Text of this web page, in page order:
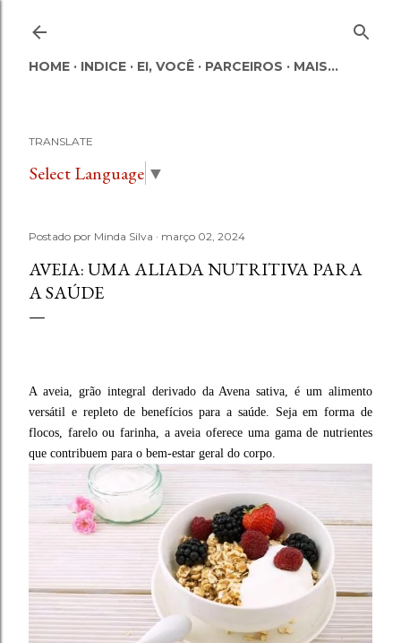
HOME INDICE EI, VOCÊ PARCEIROS MAIS…
TRANSLATE
Select Language ▼
Postado por Minda Silva março 02, 2024
AVEIA: UMA ALIADA NUTRITIVA PARA
A SAÚDE
A aveia, grão integral derivado da Avena sativa, é um alimento
versátil e repleto de benefícios para a saúde. Seja em forma de
flocos, farelo ou farinha, a aveia oferece uma gama de nutrientes
que contribuem para o bem-estar geral do corpo.